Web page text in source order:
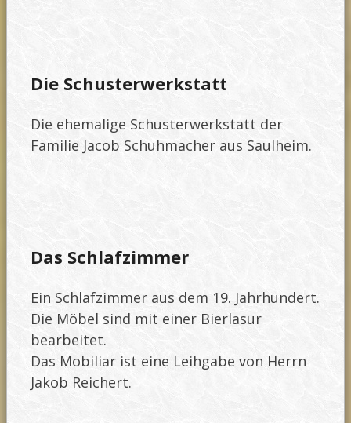
Die Schusterwerkstatt
Die ehemalige Schusterwerkstatt der
Familie Jacob Schuhmacher aus Saulheim.
Das Schlafzimmer
Ein Schlafzimmer aus dem 19. Jahrhundert.
Die Möbel sind mit einer Bierlasur
bearbeitet.
Das Mobiliar ist eine Leihgabe von Herrn
Jakob Reichert.